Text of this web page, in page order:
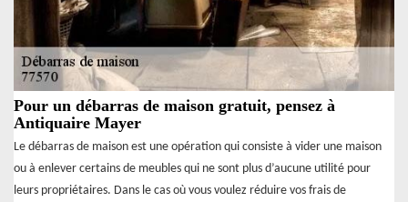
Pour un débarras de maison gratuit, pensez à
Antiquaire Mayer
Le débarras de maison est une opération qui consiste à vider une maison
ou à enlever certains de meubles qui ne sont plus d’aucune utilité pour
leurs propriétaires. Dans le cas où vous voulez réduire vos frais de